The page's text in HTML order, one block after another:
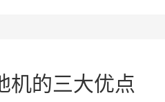
机的三大优点